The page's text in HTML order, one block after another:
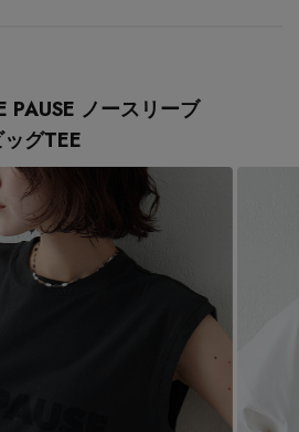
PAUSE ノースリーブ
グTEE